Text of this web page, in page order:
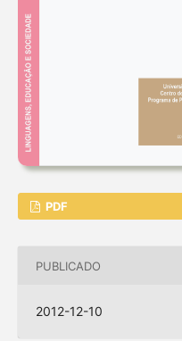
PDF
PUBLICADO
2012-12-10